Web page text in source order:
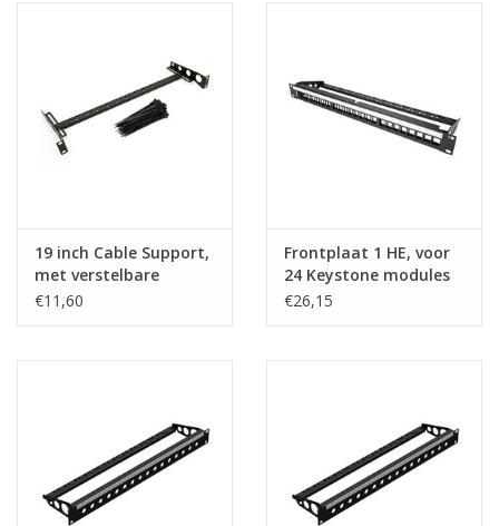
Rackprofielen
Laden
19 inch Cable Support,
met verstelbare
montage beugel. Met
€11,60
Frontplaat 1 HE, voor
24 Keystone modules
€26,15